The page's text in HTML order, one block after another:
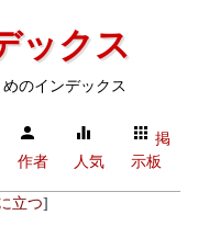
ックス
のインデックス
作者 人気
掲
示板
立つ]